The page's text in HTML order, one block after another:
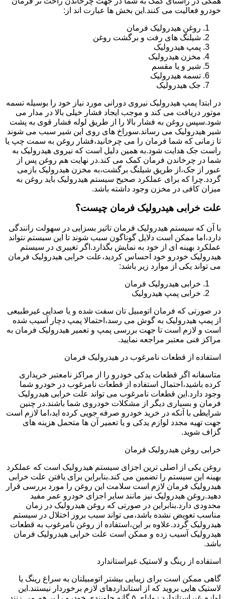
خودرو فعالیت می کنند.این بخش ها عبارت اند از:
روغن هیدرولیک فرمان
شیلنگ های رفت و برگشت روغن
پمپ هیدرولیک
مخزن هیدرولیک
شیر و یا مقسم
تسمه هیدرولیک
جک هیدرولیک
در ابتدا پمپ هیدرولیک نیروی دورانی مورد نیاز خود را بوسیله تسمه
موتور دریافت می کند و موجب ایجاد فشار خیلی بالا در مدار می
شود.سپس روغن به فشار بالا را از طریق لوله فشار قوی به پشت
شیر هیدرولیک می رساند.سوراخ های روی این شیر سبب می شوند
تا زمانی که شما فرمان را می چرخانید،فشار روغن به سمت چپ یا
راست جک هدایت شود.به همین دلیل است که نیروی هیدرولیک به
شما در چرخاندن فرمان کمک می کند.در نهایت هم روغن پس از
عبور از جک،از طریق شیلنگ برگشت،به مخزن هیدرولیک بازمی
گردد.چرا که برای عملکرد صحیح سیستم هیدرولیک باید روغن به
میزان کافی در مخزن وجود داشته باشد.
علت خرابی هیدرولیک فرمان چیست؟
با آن که سیستم هیدرولیک فرمان تاثیر بسزایی در سهولت رانندگی
دارد،اما ممکن است دلایل گوناگون سبب شوند تا این سیستم نتواند
عملکرد بهینه ای از خود به نمایش بگذارد.اگر تغییری در سیستم
هیدرولیک خودرو خود احساس کردید،علت خرابی هیدرولیک فرمان
می تواند یکی از موارد زیر باشد:
خرابی هیدرولیک فرمان
خرابی پمپ هیدرولیک
در صورتی که فرمان اتومبیل تان سفت شده و یا صدایی غیرطبیعی
از پمپ هیدرولیک به گوش می رسد،احتمالا پمپ دچار آسیب شده
است و لازم است تا جهت بررسی پمپ و تعمیر هیدرولیک فرمان به
مراکز فنی معتبر مراجعه نمایید.
استفاده از قطعات نامرغوب در هیدرولیک فرمان
متاسفانه اگر قطعات یدکی خودرو را از مراکز نامعتبر خریداری
کرده باشید،احتمال استفاده از قطعات نامرغوب در خودرو شما
وجود دارد.این قطعات نامرغوب می تواند علت خرابی هیدرولیک
فرمان و بسیاری دیگر از مشکلات خودروی شما باشند.در چنین
شرایطی با آنکه در خرید خودرو صرفه جویی کرده اید،اما لازم است
جهت تهیه مجدد لوازم یدکی و یا تعمیر آن ها متحمل هزینه های
گزاف شوید.
خرابی روغن هیدرولیک فرمان
روغن یکی از اصلی ترین اجزای سیستم هیدرولیک است که عملکرد
بهینه این سیستم را تضمین می کند.بنابراین برای یافتن علت خرابی
هیدرولیک فرمان لازم است سلامت این روغن را مورد بررسی قرار
دهید.روغن هیدرولیک نیز مانند سایر اجزای خودرو عمر مفید
محدودی دارد.بنابراین در صورتی که روغن هیدرولیک در زمان
مناسب تعویض نشده باشد،می تواند سبب بروز اختلال در سیستم
هیدرولیک گردد.علاوه بر این،استفاده از روغن نامرغوب به قطعات
هیدرولیک آسیب زده و ممکن است علت خرابی هیدرولیک فرمان
باشد.
استفاده از رینگ و لاستیک غیراستاندارد
گاهی ممکن است برای زیبایی بیشتر اتومبیلتان به سراغ رینگ یا
لاستیک هایی بروید که از استانداردهای لازم برخوردار نیستند.این